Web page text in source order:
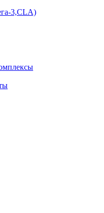
3,CLA)